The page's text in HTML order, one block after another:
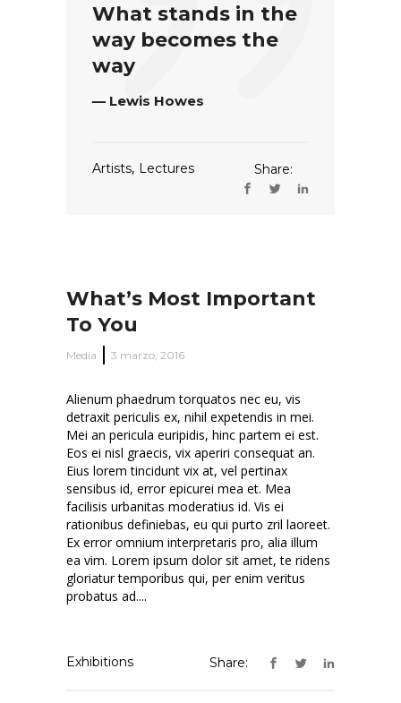
What stands in the
way becomes the
way
— Lewis Howes
Artists, Lectures Share:
What’s Most Important
To You
Media 3 marzo, 2016
Alienum phaedrum torquatos nec eu, vis
detraxit periculis ex, nihil expetendis in mei.
Mei an pericula euripidis, hinc partem ei est.
Eos ei nisl graecis, vix aperiri consequat an.
Eius lorem tincidunt vix at, vel pertinax
sensibus id, error epicurei mea et. Mea
facilisis urbanitas moderatius id. Vis ei
rationibus definiebas, eu qui purto zril laoreet.
Ex error omnium interpretaris pro, alia illum
ea vim. Lorem ipsum dolor sit amet, te ridens
gloriatur temporibus qui, per enim veritus
probatus ad....
Exhibitions Share: